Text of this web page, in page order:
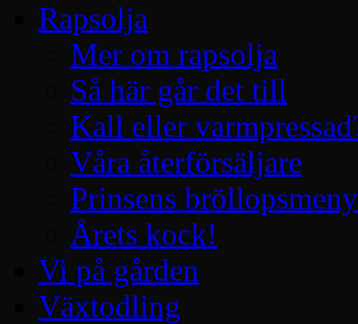
Rapsolja
Mer om rapsolja
Så här går det till
Kall eller
Våra återförsäljare
Prinsens bröllopsmeny
Årets kock!
Vi på gården
Växtodling